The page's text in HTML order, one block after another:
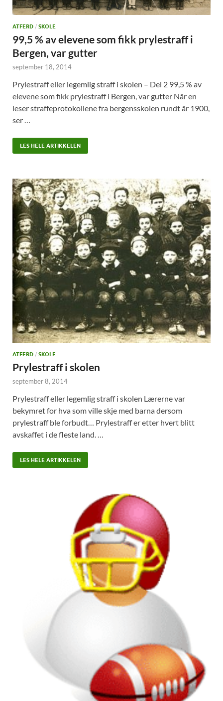
ATFERD / SKOLE
99,5 % av elevene som fikk prylestraff i
Bergen, var gutter
september 18, 2014
Prylestraff eller legemlig straff i skolen – Del 2 99,5 % av
elevene som fikk prylestraff i Bergen, var gutter Når en
leser straffeprotokollene fra bergensskolen rundt år 1900,
ser …
LES HELE ARTIKKELEN
ATFERD / SKOLE
Prylestraff i skolen
september 8, 2014
Prylestraff eller legemlig straff i skolen Lærerne var
bekymret for hva som ville skje med barna dersom
prylestraff ble forbudt… Prylestraff er etter hvert blitt
avskaffet i de fleste land. …
LES HELE ARTIKKELEN